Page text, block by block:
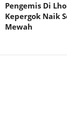
Pengemis Di
Kepergok Naik
Mewah